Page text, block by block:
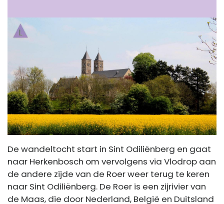
De wandeltocht start in Sint Odiliënberg en gaat
naar Herkenbosch om vervolgens via Vlodrop aan
de andere zijde van de Roer weer terug te keren
naar Sint Odiliënberg. De Roer is een zijrivier van
de Maas, die door Nederland, België en Duitsland